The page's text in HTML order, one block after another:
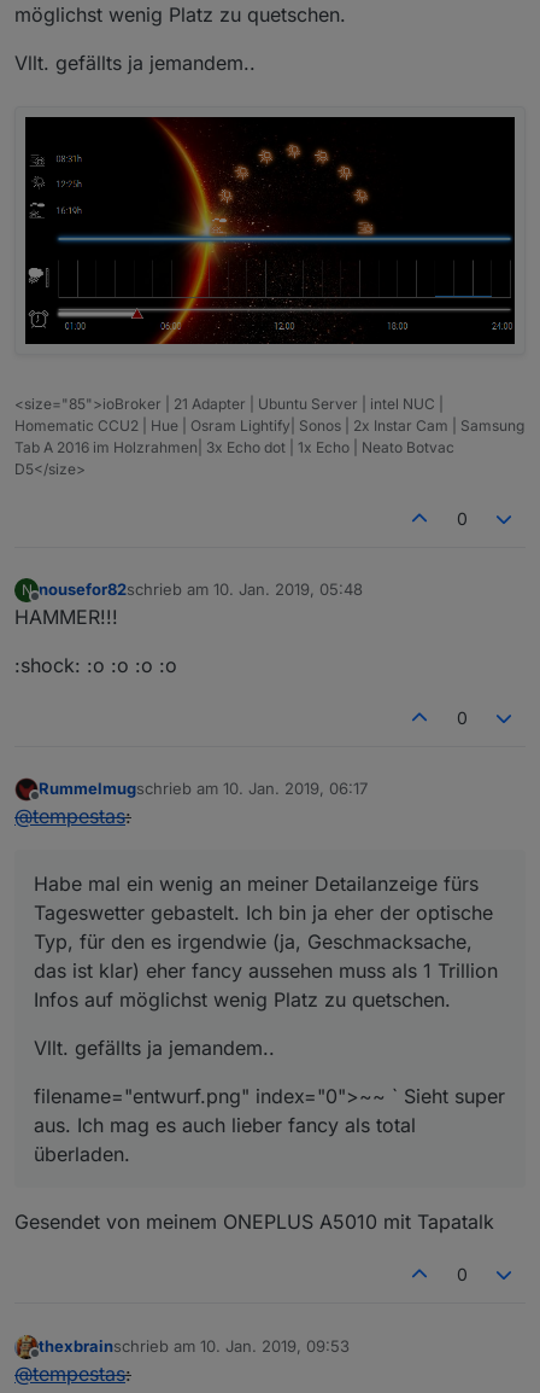
möglichst wenig Platz zu quetschen.
Vllt. gefällts ja jemandem..
<size="85">ioBroker | 21 Adapter | Ubuntu Server | intel NUC |
Homematic CCU2 | Hue | Osram Lightify| Sonos | 2x Instar Cam | Samsung
Tab A 2016 im Holzrahmen| 3x Echo dot | 1x Echo | Neato Botvac
D5</size>
0
N
Offline
nousefor82schrieb am 10. Jan. 2019, 05:48
zuletzt editiert von
HAMMER!!!
:shock: :o :o :o :o
0
Offline
Rummelmugschrieb am 10. Jan. 2019, 06:17
zuletzt editiert von
@tempestas:
Habe mal ein wenig an meiner Detailanzeige fürs
Tageswetter gebastelt. Ich bin ja eher der optische
Typ, für den es irgendwie (ja, Geschmacksache,
das ist klar) eher fancy aussehen muss als 1 Trillion
Infos auf möglichst wenig Platz zu quetschen.
Vllt. gefällts ja jemandem..
filename="entwurf.png" index="0">~~ ` Sieht super
aus. Ich mag es auch lieber fancy als total
überladen.
Gesendet von meinem ONEPLUS A5010 mit Tapatalk
0
Offline
thexbrainschrieb am 10. Jan. 2019, 09:53
zuletzt editiert von
@tempestas: